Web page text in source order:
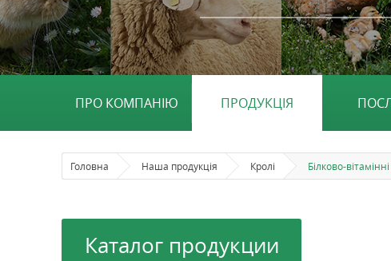
ПРО КОМПАНІЮ ПРОДУКЦІЯ
Головна Наша продукція Кролі Білково-
Каталог продукции